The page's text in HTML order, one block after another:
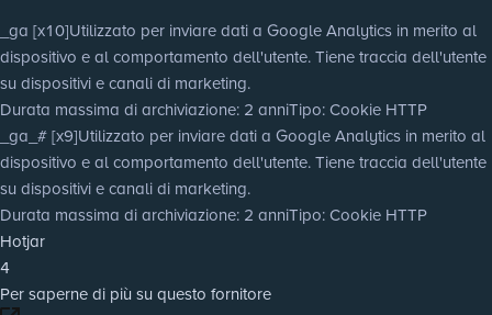
_ga [x10]Utilizzato per inviare dati a Google Analytics in merito al
dispositivo e al comportamento dell'utente. Tiene traccia dell'utente
su dispositivi e canali di marketing.
Durata massima di archiviazione: 2 anniTipo: Cookie HTTP
_ga_# [x9]Utilizzato per inviare dati a Google Analytics in merito al
dispositivo e al comportamento dell'utente. Tiene traccia dell'utente
su dispositivi e canali di marketing.
Durata massima di archiviazione: 2 anniTipo: Cookie HTTP
Hotjar
4
Per saperne di più su questo fornitore